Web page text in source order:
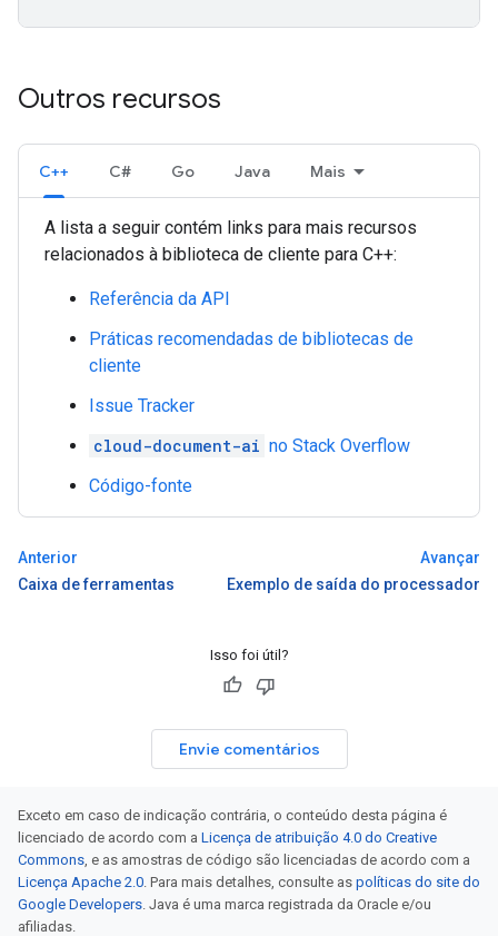
Outros recursos
C++ C# Go Java Mais
A lista a seguir contém links para mais recursos
relacionados à biblioteca de cliente para C++:
Referência da API
Práticas recomendadas de bibliotecas de
cliente
Issue Tracker
cloud-document-ai no Stack Overflow
Código-fonte
Anterior
Caixa de ferramentas
Avançar
Exemplo de saída do processador
Isso foi útil?
Envie comentários
Exceto em caso de indicação contrária, o conteúdo desta página é
licenciado de acordo com a Licença de atribuição 4.0 do Creative
Commons, e as amostras de código são licenciadas de acordo com a
Licença Apache 2.0. Para mais detalhes, consulte as políticas do site do
Google Developers. Java é uma marca registrada da Oracle e/ou
afiliadas.